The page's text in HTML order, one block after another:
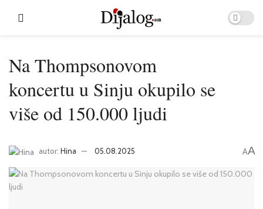
Na Thompsonovom
koncertu u Sinju okupilo se
više od 150.000 ljudi
autor: Hina 05.08.2025 AA